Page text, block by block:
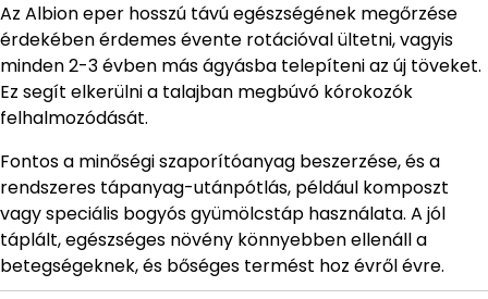
Az Albion eper hosszú távú egészségének megőrzése
érdekében érdemes évente rotációval ültetni, vagyis
minden 2-3 évben más ágyásba telepíteni az új töveket.
Ez segít elkerülni a talajban megbúvó kórokozók
felhalmozódását.
Fontos a minőségi szaporítóanyag beszerzése, és a
rendszeres tápanyag-utánpótlás, például komposzt
vagy speciális bogyós gyümölcstáp használata. A jól
táplált, egészséges növény könnyebben ellenáll a
betegségeknek, és bőséges termést hoz évről évre.